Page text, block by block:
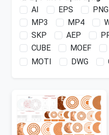
AI
EPS PNG
MP3
MP4
SKP
AEP
CUBE
MOEF
MOTI
DWG